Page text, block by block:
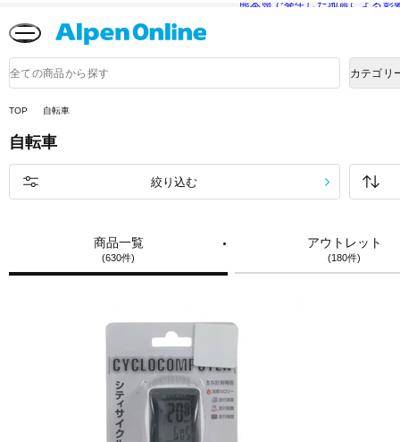
熊本県で発生した地震による影
品
検
カテゴリ
TOP 自転車
自転車
商品一覧
(630件)
アウトレット
(180件)
絞り込む